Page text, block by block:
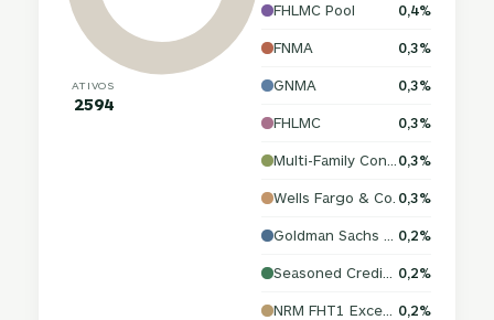
ATIVOS
2594
FHLMC Pool 0,4%
FNMA 0,3%
GNMA 0,3%
FHLMC 0,3%
0,3%
Wells Fargo & Co. 0,3%
0,2%
0,2%
0,2%